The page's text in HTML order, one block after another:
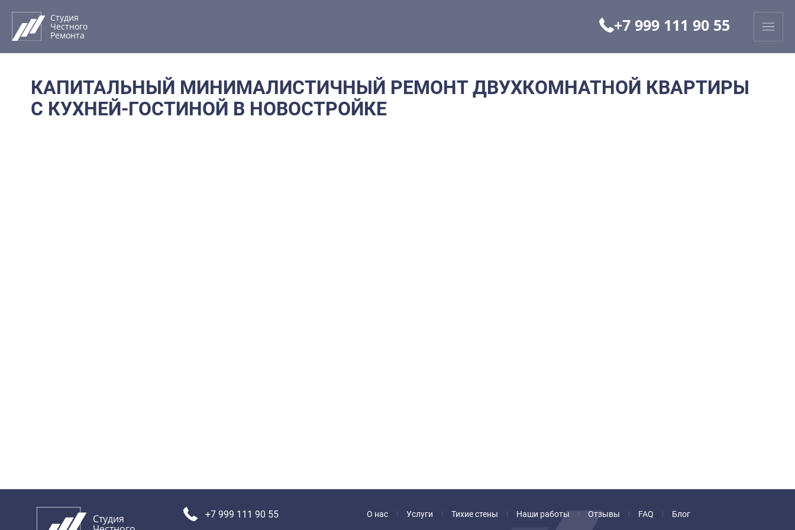
содержимому
Студия
Честного
Ремонта
+7 999 111 90 55
КАПИТАЛЬНЫЙ МИНИМАЛИСТИЧНЫЙ РЕМОНТ ДВУХКОМНАТНОЙ КВАРТИРЫ
С КУХНЕЙ-ГОСТИНОЙ В НОВОСТРОЙКЕ
Студия +7 999 111 90 55 О нас Услуги Тихие стены Наши работы Отзывы FAQ Блог